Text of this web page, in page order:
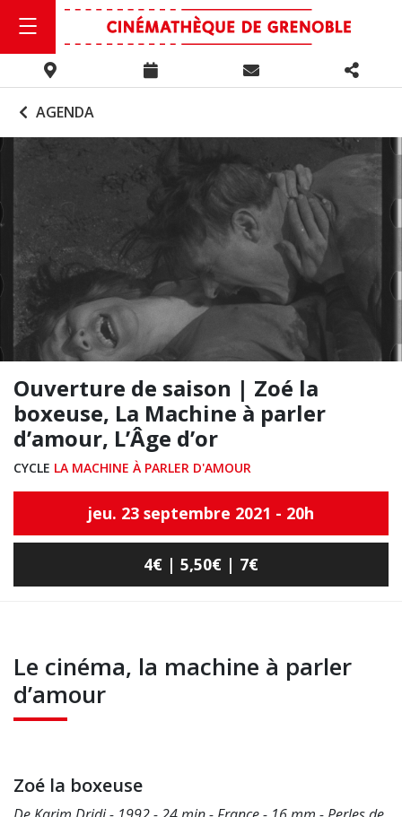
AGENDA
Ouverture de saison | Zoé la
boxeuse, La Machine à parler
d’amour, L’Âge d’or
CYCLE LA MACHINE À PARLER D'AMOUR
jeu. 23 septembre 2021 - 20h
4€ | 5,50€ | 7€
Le cinéma, la machine à parler
d’amour
Zoé la boxeuse